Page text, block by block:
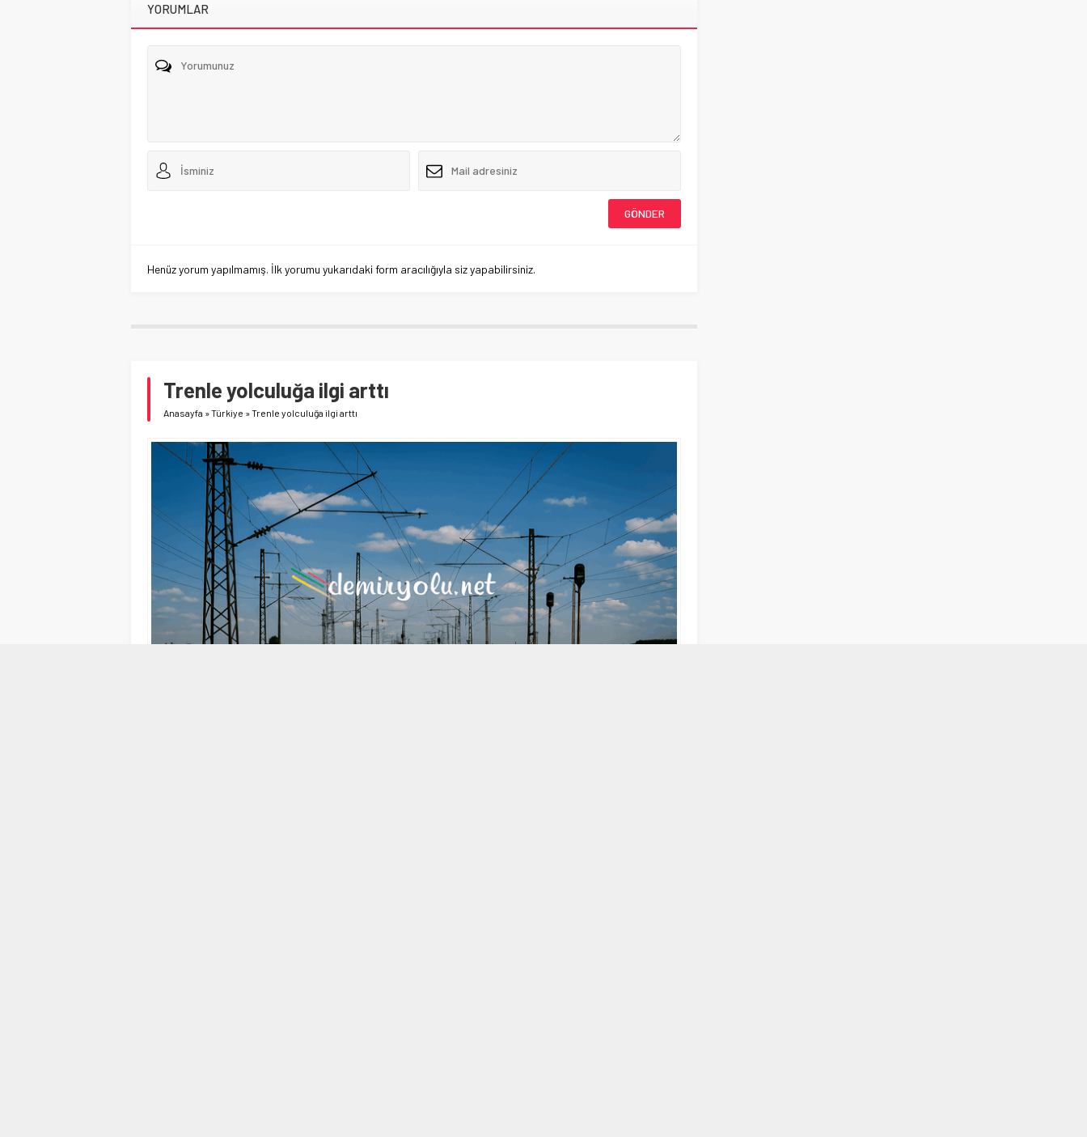
YORUMLAR
Henüz yorum yapılmamış. İlk yorumu yukarıdaki form aracılığıyla siz yapabilirsiniz.
Trenle yolculuğa ilgi arttı
Anasayfa »Türkiye »Trenle yolculuğa ilgi arttı